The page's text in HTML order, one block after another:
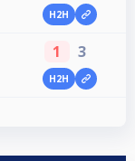
H2H
1 3
H2H